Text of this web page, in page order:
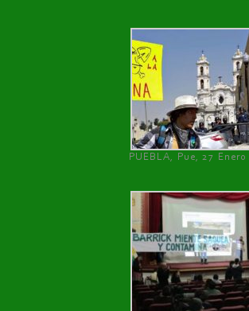
PUEBLA, Pue, 27 Enero